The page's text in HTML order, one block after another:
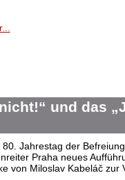
und das
80. Jahrestag der
Praha neues
von Miloslav Kabeláč zur